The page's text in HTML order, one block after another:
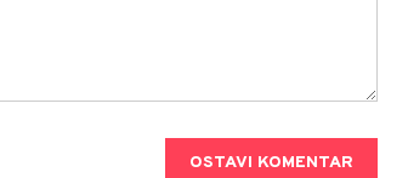
OSTAVI KOMENTAR